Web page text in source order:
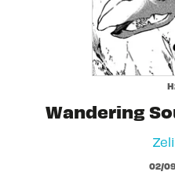
Wandering
02/